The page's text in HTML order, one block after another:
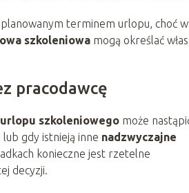
terminem urlopu, choć w
szkoleniowa mogą określać
pracodawcę
szkoleniowego może
gdy istnieją inne nadzwyczajne
konieczne jest rzetelne
decyzji.